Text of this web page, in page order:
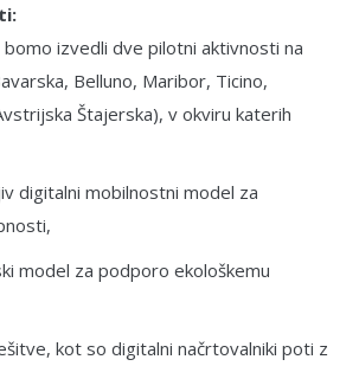
izvedli dve pilotni aktivnosti na
Belluno, Maribor, Ticino,
Štajerska), v okviru katerih
digitalni mobilnostni model za
model za podporo ekološkemu
kot so digitalni načrtovalniki poti z